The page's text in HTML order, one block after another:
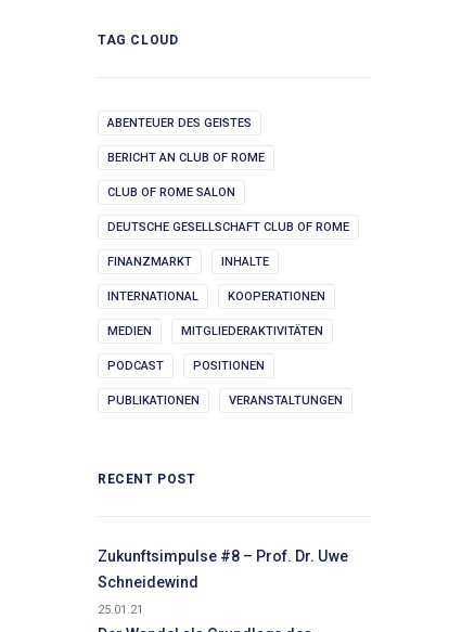
TAG CLOUD
ABENTEUER DES GEISTES
BERICHT AN CLUB OF ROME
CLUB OF ROME SALON
DEUTSCHE GESELLSCHAFT CLUB OF ROME
FINANZMARKT INHALTE
INTERNATIONAL KOOPERATIONEN
MEDIEN MITGLIEDERAKTIVITÄTEN
PODCAST POSITIONEN
PUBLIKATIONEN VERANSTALTUNGEN
RECENT POST
Zukunftsimpulse #8 – Prof. Dr. Uwe
Schneidewind
25.01.21